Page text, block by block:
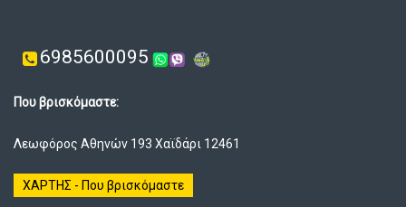
6985600095
Που βρισκόμαστε:
Λεωφόρος Αθηνών 193 Χαϊδάρι 12461
ΧΑΡΤΗΣ - Που βρισκόμαστε